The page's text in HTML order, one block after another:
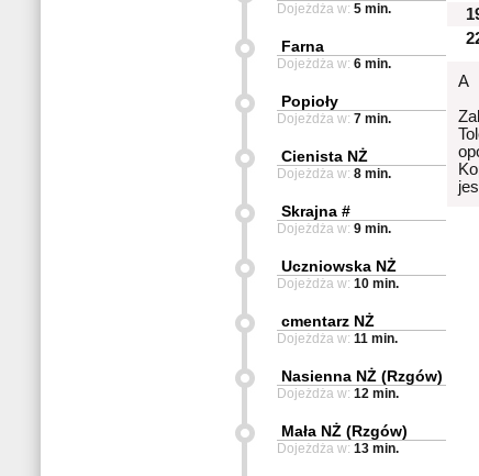
A
Dojeżdża w: 5 min.
Farna
Dojeżdża w: 6 min.
Popioły
Dojeżdża w: 7 min.
Cienista NŻ
Dojeżdża w: 8 min.
Skrajna #
Dojeżdża w: 9 min.
Uczniowska NŻ
Dojeżdża w: 10 min.
cmentarz NŻ
Dojeżdża w: 11 min.
Nasienna NŻ (Rzgów)
Dojeżdża w: 12 min.
Mała NŻ (Rzgów)
Dojeżdża w: 13 min.